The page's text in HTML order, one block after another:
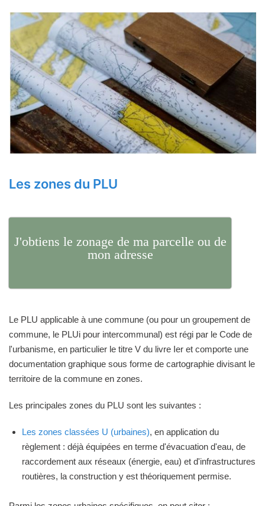
Les zones du PLU
J'obtiens le zonage de ma parcelle ou de
mon adresse
Le PLU applicable à une commune (ou pour un groupement de
commune, le PLUi pour intercommunal) est régi par le Code de
l'urbanisme, en particulier le titre V du livre Ier et comporte une
documentation graphique sous forme de cartographie divisant le
territoire de la commune en zones.
Les principales zones du PLU sont les suivantes :
Les zones classées U (urbaines), en application du
règlement : déjà équipées en terme d'évacuation d'eau, de
raccordement aux réseaux (énergie, eau) et d'infrastructures
routières, la construction y est théoriquement permise.